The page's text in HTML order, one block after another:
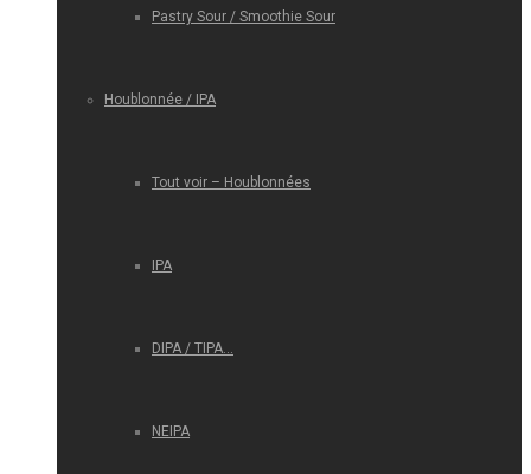
Pastry Sour / Smoothie Sour
Houblonnée / IPA
Tout voir – Houblonnées
IPA
DIPA / TIPA…
NEIPA